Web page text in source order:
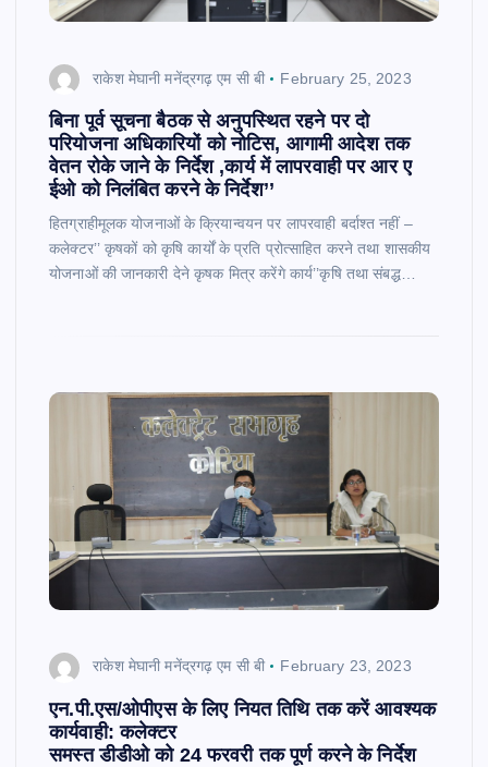
राकेश मेघानी मनेंद्रगढ़ एम सी बी February 25, 2023
बिना पूर्व सूचना बैठक से अनुपस्थित रहने पर दो
परियोजना अधिकारियों को नोटिस, आगामी आदेश तक
वेतन रोके जाने के निर्देश ,कार्य में लापरवाही पर आर ए
ईओ को निलंबित करने के निर्देश’’
हितग्राहीमूलक योजनाओं के क्रियान्वयन पर लापरवाही बर्दाश्त नहीं –
कलेक्टर’’ कृषकों को कृषि कार्यों के प्रति प्रोत्साहित करने तथा शासकीय
योजनाओं की जानकारी देने कृषक मित्र करेंगे कार्य’’कृषि तथा संबद्ध…
राकेश मेघानी मनेंद्रगढ़ एम सी बी February 23, 2023
एन.पी.एस/ओपीएस के लिए नियत तिथि तक करें आवश्यक
कार्यवाही: कलेक्टर
समस्त डीडीओ को 24 फरवरी तक पूर्ण करने के निर्देश